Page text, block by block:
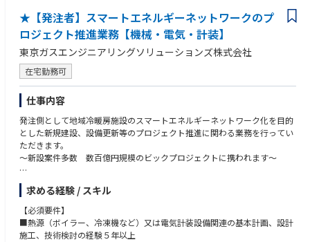
★【発注者】スマートエネルギーネットワークのプ
ロジェクト推進業務【機械・電気・計装】
東京ガスエンジニアリングソリューションズ株式会社
在宅勤務可
仕事内容
発注側として地域冷暖房施設のスマートエネルギーネットワーク化を目的
とした新規建設、設備更新等のプロジェクト推進に関わる業務を行ってい
ただきます。
～新設案件多数 数百億円規模のビックプロジェクトに携われます～
■システムの基本計画、技術検討（機械設備・計装・ネットワーク、電
気）
■設備発注管理・プロジェクトマネジメント（発注側としての工程・予算
管理、計画図・施工図・工事計画書等の確認）
■既存スマエネ設備の改善計画策定（省エネ・省CO2・省運用コスト化、
求める経験 / スキル
【必須要件】
■熱源（ボイラー、冷凍機など）又は電気計装設備関連の基本計画、設計
施工、技術検討の経験５年以上